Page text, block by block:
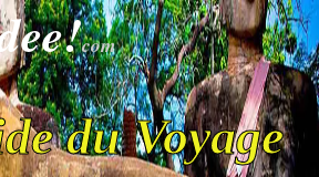
com
du Voyage